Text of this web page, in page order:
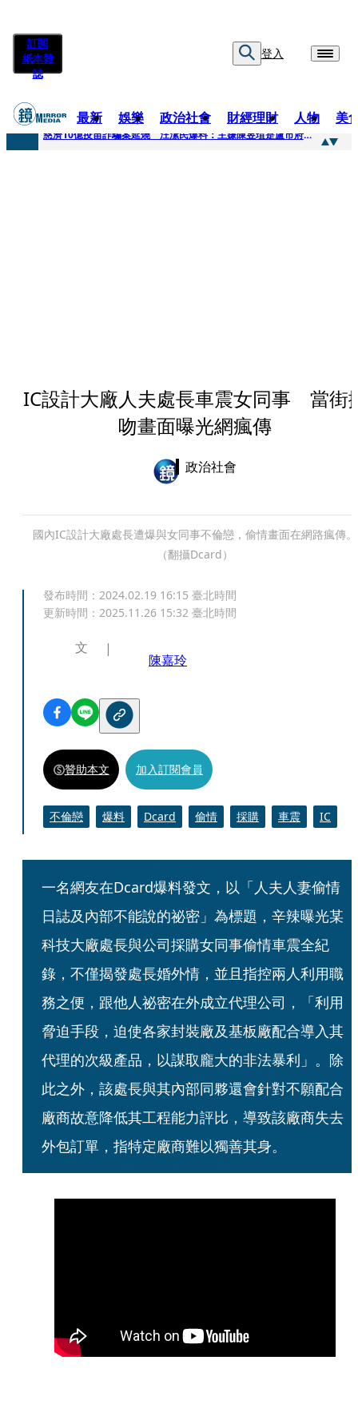
訂閱
紙本雜
誌
登入
最新 娛樂 政治社會 財經理財 人物 美
快訊
慈濟10億疫苗詐騙案延燒 汪潔民爆料：主嫌陳昱瑄是盧市府法律顧問
IC設計大廠人夫處長車震女同事 當街
吻畫面曝光網瘋傳
政治社會
國內IC設計大廠處長遭爆與女同事不倫戀，偷情畫面在網路瘋傳。
（翻攝Dcard）
發布時間： 2024.02.19 16:15 臺北時間
更新時間： 2025.11.26 15:32 臺北時間
文
陳嘉玲
贊助本文 加入訂閱會員
不倫戀 爆料 Dcard 偷情 採購 車震 IC
一名網友在Dcard爆料發文，以「人夫人妻偷情
日誌及內部不能說的祕密」為標題，辛辣曝光某
科技大廠處長與公司採購女同事偷情車震全紀
錄，不僅揭發處長婚外情，並且指控兩人利用職
務之便，跟他人祕密在外成立代理公司，「利用
脅迫手段，迫使各家封裝廠及基板廠配合導入其
代理的次級產品，以謀取龐大的非法暴利」。除
此之外，該處長與其內部同夥還會針對不願配合
廠商故意降低其工程能力評比，導致該廠商失去
外包訂單，指特定廠商難以獨善其身。